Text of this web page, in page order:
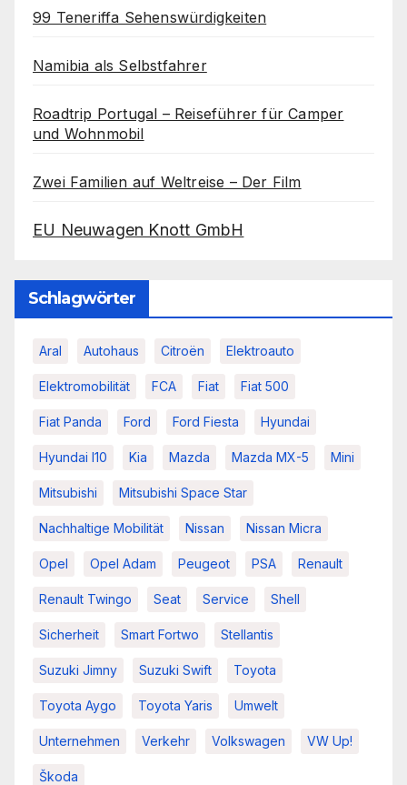
99 Teneriffa Sehenswürdigkeiten
Namibia als Selbstfahrer
Roadtrip Portugal – Reiseführer für Camper
und Wohnmobil
Zwei Familien auf Weltreise – Der Film
EU Neuwagen Knott GmbH
Schlagwörter
Aral Autohaus Citroën Elektroauto
Elektromobilität FCA Fiat Fiat 500
Fiat Panda Ford Ford Fiesta Hyundai
Hyundai I10 Kia Mazda Mazda MX-5 Mini
Mitsubishi Mitsubishi Space Star
Nachhaltige Mobilität Nissan Nissan Micra
Opel Opel Adam Peugeot PSA Renault
Renault Twingo Seat Service Shell
Sicherheit Smart Fortwo Stellantis
Suzuki Jimny Suzuki Swift Toyota
Toyota Aygo Toyota Yaris Umwelt
Unternehmen Verkehr Volkswagen VW Up!
Škoda